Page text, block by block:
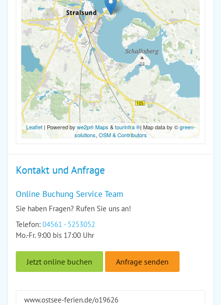
Leaflet| Powered by we2p® Maps &tourinfra ®| Map data by ©green-
solutions, OSM & Contributors
Kontakt und Anfrage
Online Buchung Service Team
Sie haben Fragen? Rufen Sie uns an!
Telefon: 04561 - 5253052
Mo.-Fr. 9:00 bis 17:00 Uhr
Jetzt online buchen Anfrage senden
www.ostsee-ferien.de/o19626